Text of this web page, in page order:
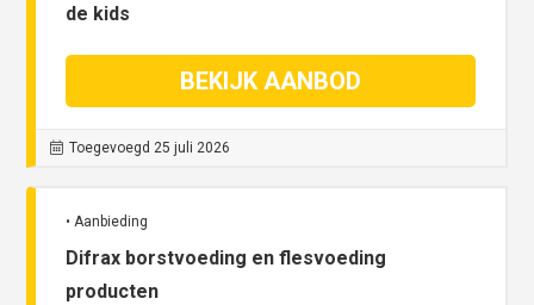
de kids
BEKIJK AANBOD
Toegevoegd 25 juli 2026
• Aanbieding
Difrax borstvoeding en flesvoeding
producten